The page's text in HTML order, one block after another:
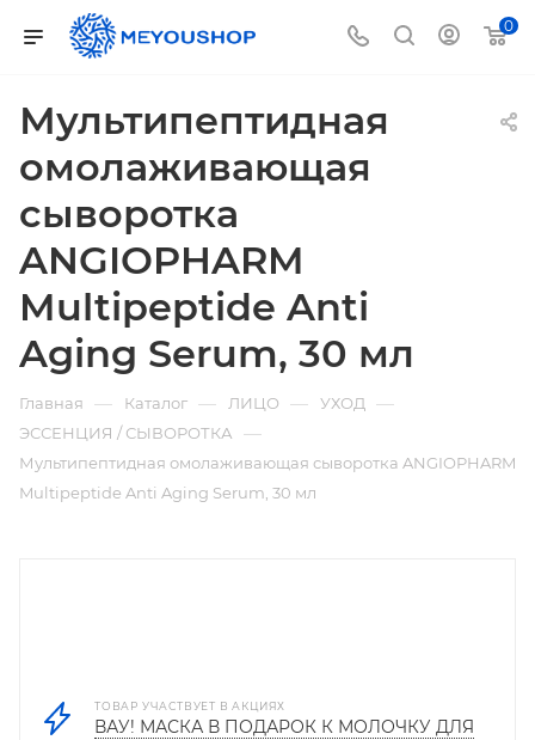
0
Мультипептидная
омолаживающая
сыворотка
ANGIOPHARM
Multipeptide Anti
Aging Serum, 30 мл
Главная — Каталог — ЛИЦО — УХОД —
ЭССЕНЦИЯ / СЫВОРОТКА —
Мультипептидная омолаживающая сыворотка ANGIOPHARM
Multipeptide Anti Aging Serum, 30 мл
ТОВАР УЧАСТВУЕТ В АКЦИЯХ
ВАУ! МАСКА В ПОДАРОК К МОЛОЧКУ ДЛЯ